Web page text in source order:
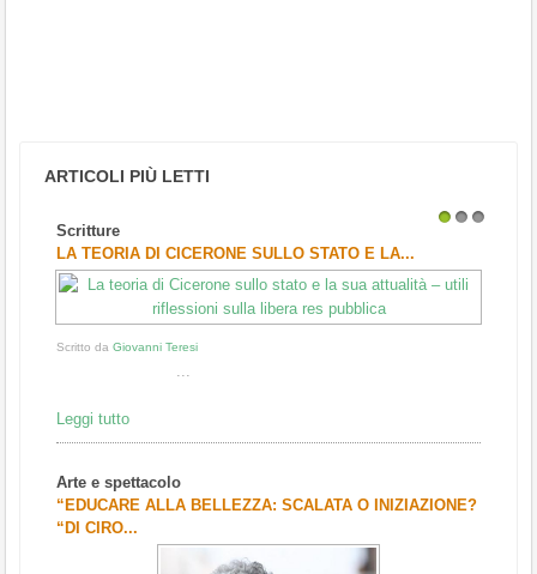
ARTICOLI PIÙ LETTI
Scritture
LA TEORIA DI CICERONE SULLO STATO E LA...
Scritto da Giovanni Teresi
Leggi tutto
Arte e spettacolo
“EDUCARE ALLA BELLEZZA: SCALATA O INIZIAZIONE?
“DI CIRO...